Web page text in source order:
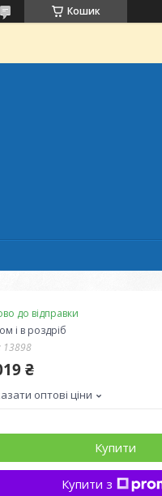
Кошик
до відправки
і в роздріб
13898
₴
оптові ціни
Купити
Купити з